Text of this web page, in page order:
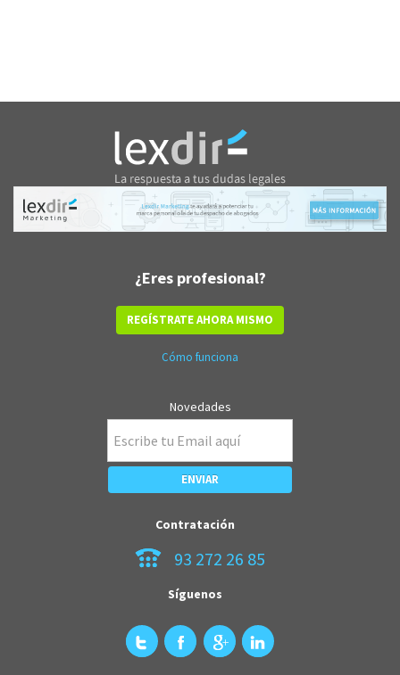
¿Eres profesional?
REGÍSTRATE AHORA MISMO
Cómo funciona
Novedades
Contratación
93 272 26 85
Síguenos